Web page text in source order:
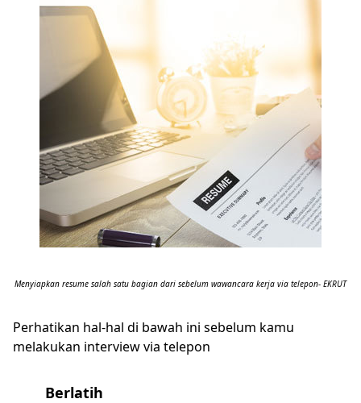
Menyiapkan resume salah satu bagian dari sebelum wawancara kerja via telepon- EKRUT
Perhatikan hal-hal di bawah ini sebelum kamu
melakukan interview via telepon
Berlatih